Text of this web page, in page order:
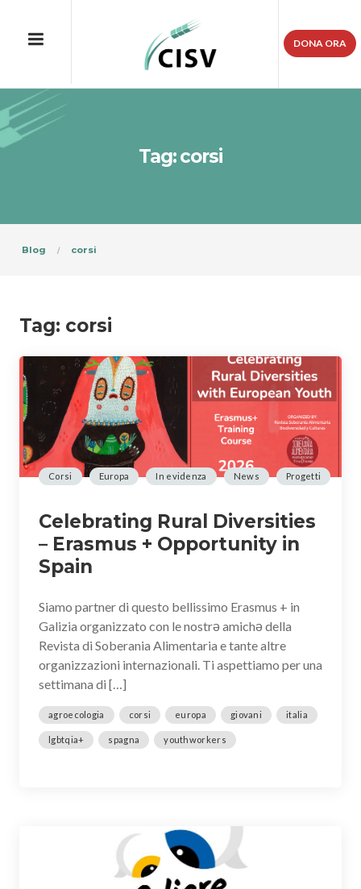
DONA ORA
Tag: corsi
Blog corsi
Tag: corsi
Corsi Europa In evidenza News Progetti
Celebrating Rural Diversities
– Erasmus + Opportunity in
Spain
Siamo partner di questo bellissimo Erasmus + in
Galizia organizzato con le nostrə amichə della
Revista di Soberania Alimentaria e tante altre
organizzazioni internazionali. Ti aspettiamo per una
settimana di […]
agroecologia corsi europa giovani italia
lgbtqia+ spagna youthworkers